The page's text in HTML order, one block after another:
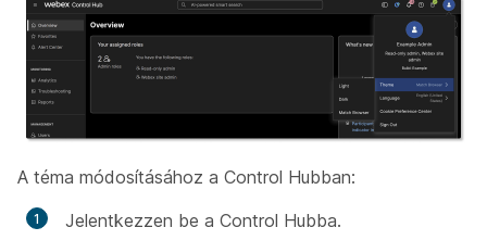
A téma módosításához a Control Hubban:
Jelentkezzen be a Control Hubba.